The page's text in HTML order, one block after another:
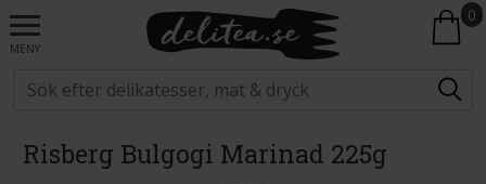
MENY
0
Risberg Bulgogi Marinad 225g